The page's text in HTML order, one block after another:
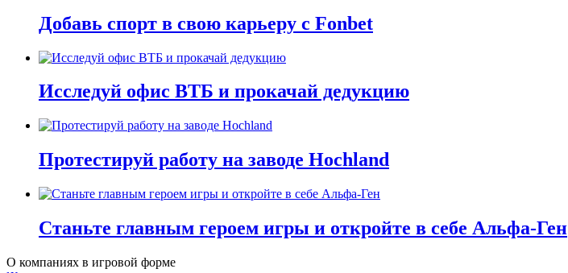
Добавь спорт в свою карьеру с Fonbet
Исследуй офис ВТБ и прокачай дедукцию
Протестируй работу на заводе Hochland
Станьте главным героем игры и откройте в себе Альфа-Ген
О компаниях в игровой форме